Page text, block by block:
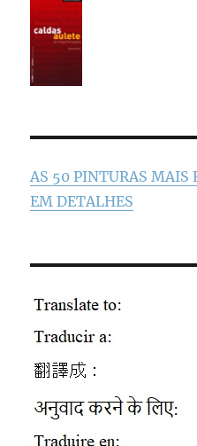
AS 50 PINTURAS MAIS
EM DETALHES